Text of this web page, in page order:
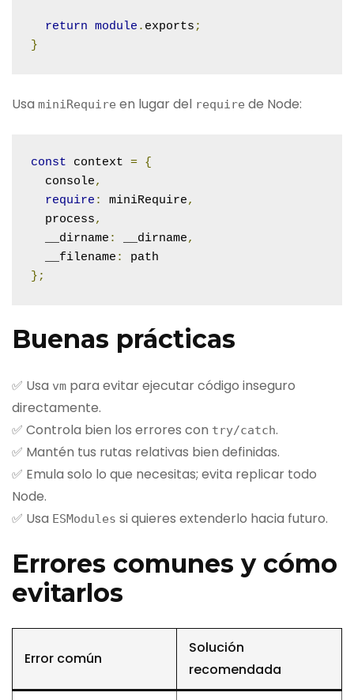
return module . exports ;
}
Usa miniRequire en lugar del require de Node:
const context = {
  console
,
require : miniRequire,
  process
,
  __dirname
: __dirname,
  __filename
:
};
Buenas prácticas
✅ Usa vm para evitar ejecutar código inseguro
directamente.
✅ Controla bien los errores con try/catch.
✅ Mantén tus rutas relativas bien definidas.
✅ Emula solo lo que necesitas; evita replicar todo
Node.
✅ Usa ESModules si quieres extenderlo hacia futuro.
Errores comunes y cómo
evitarlos
Error común
Solución
recomendada